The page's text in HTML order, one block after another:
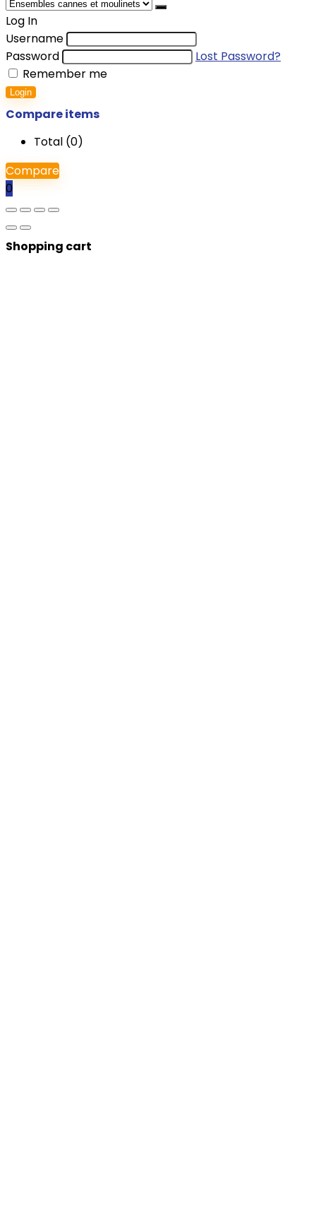
Log In
Username
Password
Lost Password?
Remember me
Login
Compare items
Total (0)
Compare
0
Shopping cart